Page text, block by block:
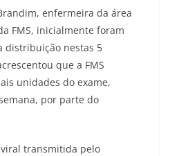
enfermeira da área
FMS, inicialmente foram
distribuição nestas 5
que a FMS
unidades do exame,
por parte do
transmitida pelo